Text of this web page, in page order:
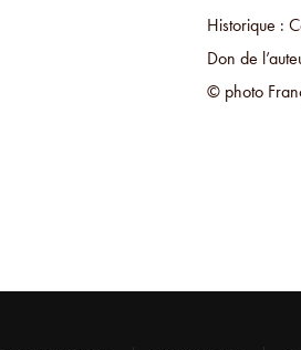
Historique :
Don de
© photo